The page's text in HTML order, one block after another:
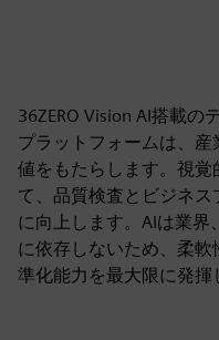
36ZERO Vision AI搭載の
プラットフォームは、
値をもたらします。視
て、品質検査とビジネ
に向上します。AIは業界
に依存しないため、柔
準化能力を最大限に発揮